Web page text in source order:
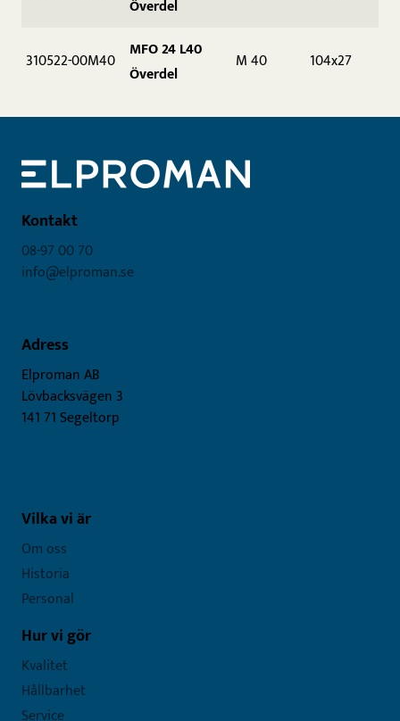
Överdel
310522-00M40
MFO 24 L40
Överdel
M 40 104x27
Kontakt
08-97 00 70
info@elproman.se
Adress
Elproman AB
Lövbacksvägen 3
141 71 Segeltorp
Vilka vi är
Om oss
Historia
Personal
Hur vi gör
Kvalitet
Hållbarhet
Service